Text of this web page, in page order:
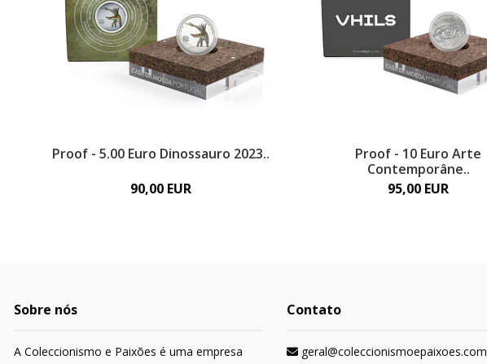
Proof - 5.00 Euro Dinossauro 2023..
90,00 EUR
Proof - 10 Euro Arte
Contemporâne..
95,00 EUR
Sobre nós
A Coleccionismo e Paixões é uma empresa
Contato
geral@coleccionismoepaixoes.com